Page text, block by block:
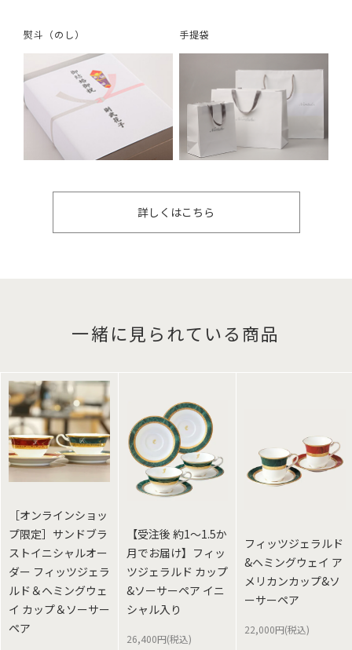
熨斗（のし） 手提袋
詳しくはこちら
一緒に見られている商品
［オンラインショッ
プ限定］サンドブラ
ストイニシャルオー
ダー フィッツジェラ
ルド＆ヘミングウェ
イ カップ＆ソーサー
ペア
【受注後 約1～1.5か
月でお届け】フィッ
ツジェラルド カップ
&ソーサーペア イニ
シャル入り
26,400円(税込)
フィッツジェラルド
&ヘミングウェイ ア
メリカンカップ&ソ
ーサーペア
22,000円(税込)